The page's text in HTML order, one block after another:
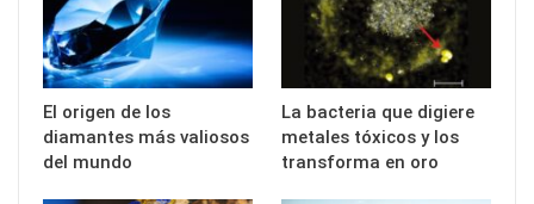
El origen de los
diamantes más valiosos
del mundo
La bacteria que digiere
metales tóxicos y los
transforma en oro